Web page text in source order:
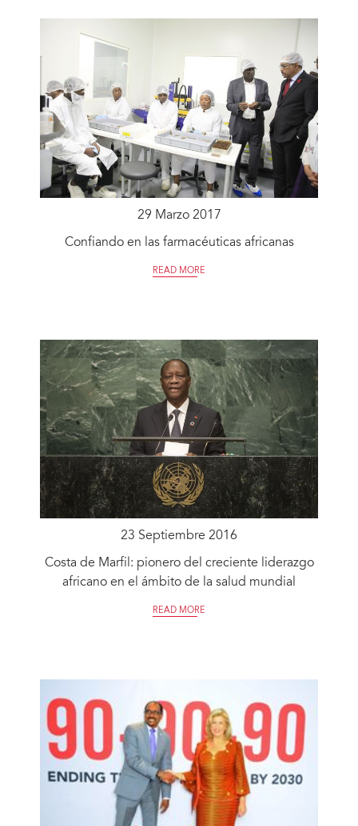
29 Marzo 2017
Confiando en las farmacéuticas africanas
READ MORE
23 Septiembre 2016
Costa de Marfil: pionero del creciente liderazgo
africano en el ámbito de la salud mundial
READ MORE